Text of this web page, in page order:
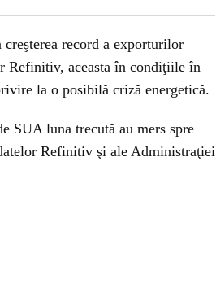
record a exporturilor
Refinitiv, aceasta în condiţiile în
la o posibilă criză energetică.
SUA luna trecută au mers spre
Refinitiv şi ale Administraţiei